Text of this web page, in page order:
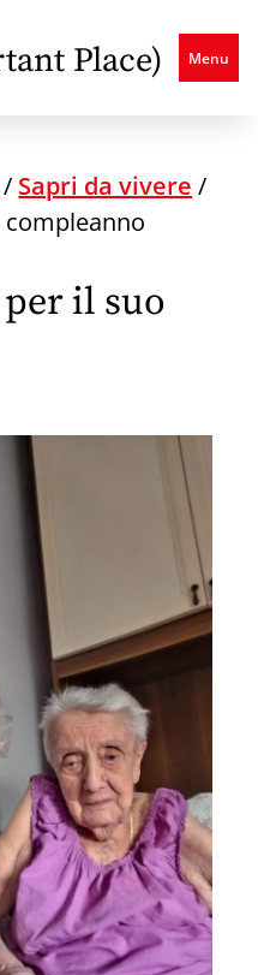
Place) Menu
/ Sapri da vivere /
compleanno
il suo